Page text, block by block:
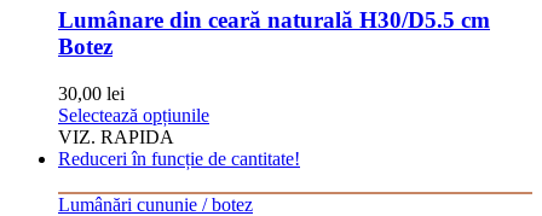
Opțiunile
pot
pagina
Lumânare din ceară naturală H30/D5.5 cm
Botez
30,00 lei
Selectează opțiunileAcest
are
multe
VIZ. RAPIDA
Reduceri în funcție de cantitate!
Lumânări cununie / botez